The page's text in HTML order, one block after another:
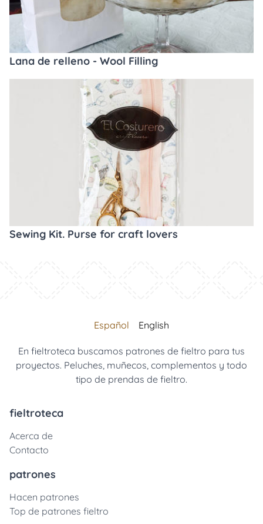
Lana de relleno - Wool Filling
Sewing Kit. Purse for craft lovers
Español English
En fieltroteca buscamos patrones de fieltro para tus
proyectos. Peluches, muñecos, complementos y todo
tipo de prendas de fieltro.
fieltroteca
Acerca de
Contacto
patrones
Hacen patrones
Top de patrones fieltro